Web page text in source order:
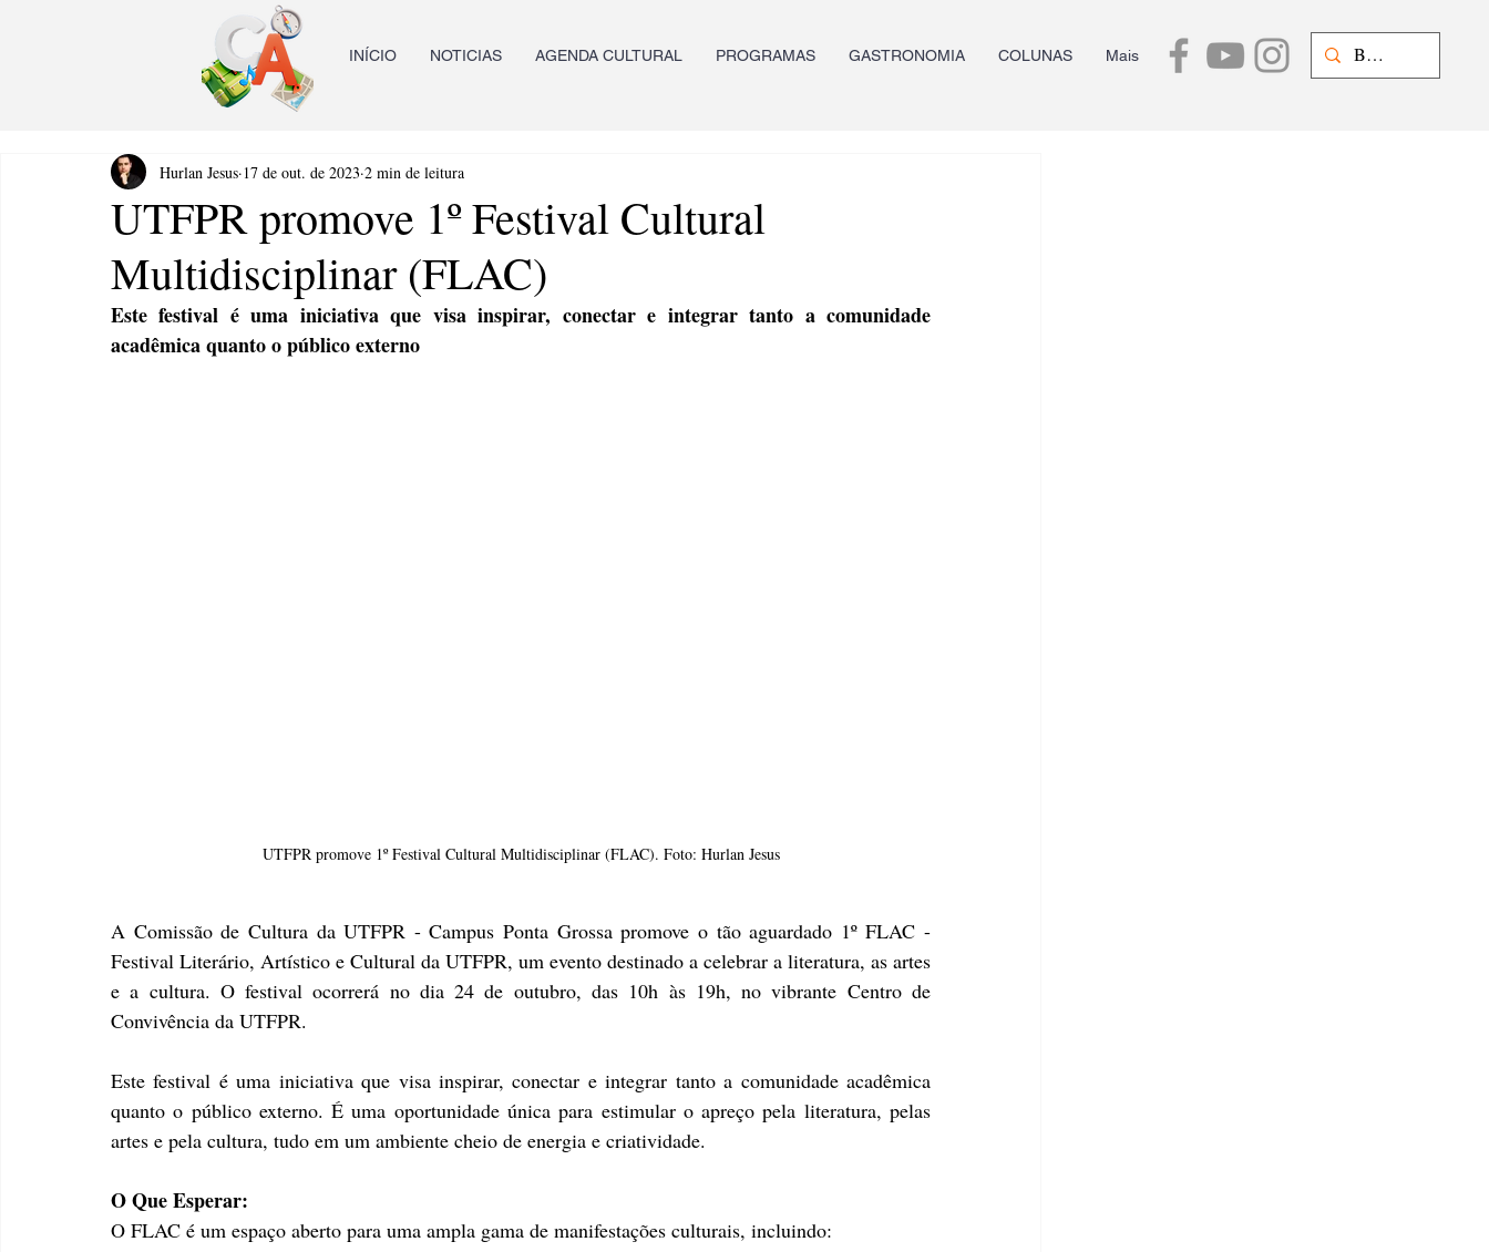
INÍCIO NOTICIAS AGENDA CULTURAL PROGRAMAS GASTRONOMIA COLUNAS Mais
UTFPR promove 1º Festival Cultural
Multidisciplinar (FLAC)
Hurlan Jesus 17 de out. de 2023 2 min de leitura
Este festival é uma iniciativa que visa inspirar, conectar e integrar tanto a comunidade
acadêmica quanto o público externo
UTFPR promove 1º Festival Cultural Multidisciplinar (FLAC). Foto: Hurlan Jesus
A Comissão de Cultura da UTFPR - Campus Ponta Grossa promove o tão aguardado 1º FLAC -
Festival Literário, Artístico e Cultural da UTFPR, um evento destinado a celebrar a literatura, as artes
e a cultura. O festival ocorrerá no dia 24 de outubro, das 10h às 19h, no vibrante Centro de
Convivência da UTFPR.
Este festival é uma iniciativa que visa inspirar, conectar e integrar tanto a comunidade acadêmica
quanto o público externo. É uma oportunidade única para estimular o apreço pela literatura, pelas
artes e pela cultura, tudo em um ambiente cheio de energia e criatividade.
O Que Esperar:
O FLAC é um espaço aberto para uma ampla gama de manifestações culturais, incluindo: